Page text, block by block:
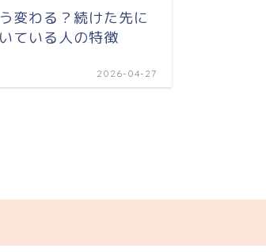
変わる？続けた先に
ている人の特徴
2026-04-27